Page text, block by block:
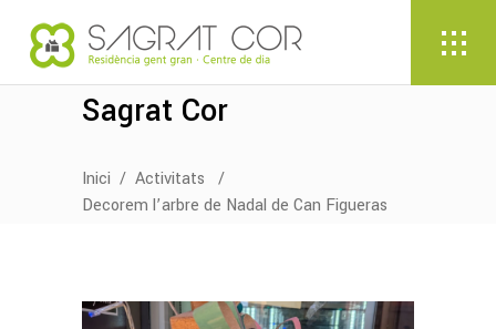
Sagrat Cor
Inici / Activitats
/
Decorem l’arbre de Nadal de Can Figueras